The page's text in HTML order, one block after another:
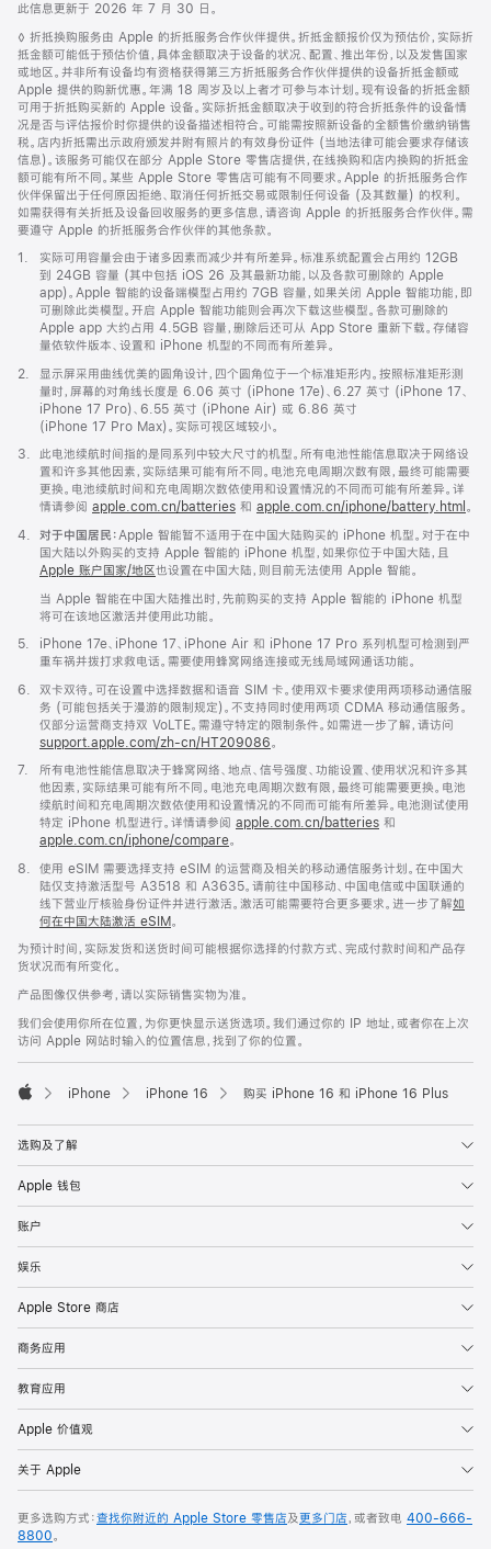
此信息更新于 2026 年 7 月 30 日。
脚
注
◊ 折抵换购服务由 Apple 的折抵服务合作伙伴提供。折抵金额报价仅为预估价，实际折
抵金额可能低于预估价值，具体金额取决于设备的状况、配置、推出年份，以及发售国家
或地区。并非所有设备均有资格获得第三方折抵服务合作伙伴提供的设备折抵金额或
Apple 提供的购新优惠。年满 18 周岁及以上者才可参与本计划。现有设备的折抵金额
可用于折抵购买新的 Apple 设备。实际折抵金额取决于收到的符合折抵条件的设备情
况是否与评估报价时你提供的设备描述相符合。可能需按照新设备的全额售价缴纳销售
税。店内折抵需出示政府颁发并附有照片的有效身份证件 (当地法律可能会要求存储该
信息)。该服务可能仅在部分 Apple Store 零售店提供，在线换购和店内换购的折抵金
额可能有所不同。某些 Apple Store 零售店可能有不同要求。Apple 的折抵服务合作
伙伴保留出于任何原因拒绝、取消任何折抵交易或限制任何设备 (及其数量) 的权利。
如需获得有关折抵及设备回收服务的更多信息，请咨询 Apple 的折抵服务合作伙伴。需
要遵守 Apple 的折抵服务合作伙伴的其他条款。
脚
1.
实际可用容量会由于诸多因素而减少并有所差异。标准系统配置会占用约 12GB
到 24GB 容量 (其中包括 iOS 26 及其最新功能，以及各款可删除的 Apple
app)。Apple 智能的设备端模型占用约 7GB 容量，如果关闭 Apple 智能功能，即
可删除此类模型。开启 Apple 智能功能则会再次下载这些模型。各款可删除的
Apple app 大约占用 4.5GB 容量，删除后还可从 App Store 重新下载。存储容
量依软件版本、设置和 iPhone 机型的不同而有所差异。
脚
2.
显示屏采用曲线优美的圆角设计，四个圆角位于一个标准矩形内。按照标准矩形测
量时，屏幕的对角线长度是 6.06 英寸 (iPhone 17e)、6.27 英寸 (iPhone 17、
iPhone 17 Pro)、6.55 英寸 (iPhone Air) 或 6.86 英寸
(iPhone 17 Pro Max)。实际可视区域较小。
脚
3.
此电池续航时间指的是同系列中较大尺寸的机型。所有电池性能信息取决于网络设
置和许多其他因素，实际结果可能有所不同。电池充电周期次数有限，最终可能需要
更换。电池续航时间和充电周期次数依使用和设置情况的不同而可能有所差异。详
情请参阅 apple.com.cn/batteries 和 apple.com.cn/iphone/battery.html 。
脚
4. 对于中国居民： Apple 智能暂不适用于在中国大陆购买的 iPhone 机型。对于在中
国大陆以外购买的支持 Apple 智能的 iPhone 机型，如果你位于中国大陆，且
Apple 账户国家/地区也设置在中国大陆，则目前无法使用 Apple 智能。
当 Apple 智能在中国大陆推出时，先前购买的支持 Apple 智能的 iPhone 机型
将可在该地区激活并使用此功能。
脚
5.
iPhone 17e、iPhone 17、iPhone Air 和 iPhone 17 Pro 系列机型可检测到严
重车祸并拨打求救电话。需要使用蜂窝网络连接或无线局域网通话功能。
脚
6.
双卡双待。可在设置中选择数据和语音 SIM 卡。使用双卡要求使用两项移动通信服
务 (可能包括关于漫游的限制规定)。不支持同时使用两项 CDMA 移动通信服务。
仅部分运营商支持双 VoLTE。需遵守特定的限制条件。如需进一步了解，请访问
support.apple.com/zh-cn/HT209086。
脚7.
所有电池性能信息取决于蜂窝网络、地点、信号强度、功能设置、使用状况和许多其
他因素，实际结果可能有所不同。电池充电周期次数有限，最终可能需要更换。电池
续航时间和充电周期次数依使用和设置情况的不同而可能有所差异。电池测试使用
特定 iPhone 机型进行。详情请参阅 apple.com.cn/batteries 和
apple.com.cn/iphone/compare。
脚
8.
使用 eSIM 需要选择支持 eSIM 的运营商及相关的移动通信服务计划。在中国大
陆仅支持激活型号 A3518 和 A3635。请前往中国移动、中国电信或中国联通的
线下营业厅核验身份证件并进行激活。激活可能需要符合更多要求。进一步了解如
何在中国大陆激活 eSIM。
为预计时间，实际发货和送货时间可能根据你选择的付款方式、完成付款时间和产品存
货状况而有所变化。
产品图像仅供参考，请以实际销售实物为准。
我们会使用你所在位置，为你更快显示送货选项。我们通过你的 IP 地址，或者你在上次
访问 Apple 网站时输入的位置信息，找到了你的位置。
iPhone iPhone 16 购买 iPhone 16 和 iPhone 16 Plus
选购及了解
Apple 钱包
账户
娱乐
Apple Store 商店
商务应用
教育应用
Apple 价值观
关于 Apple
更多选购方式：查找你附近的 Apple Store 零售店及更多门店，或者致电 400-666-
8800。